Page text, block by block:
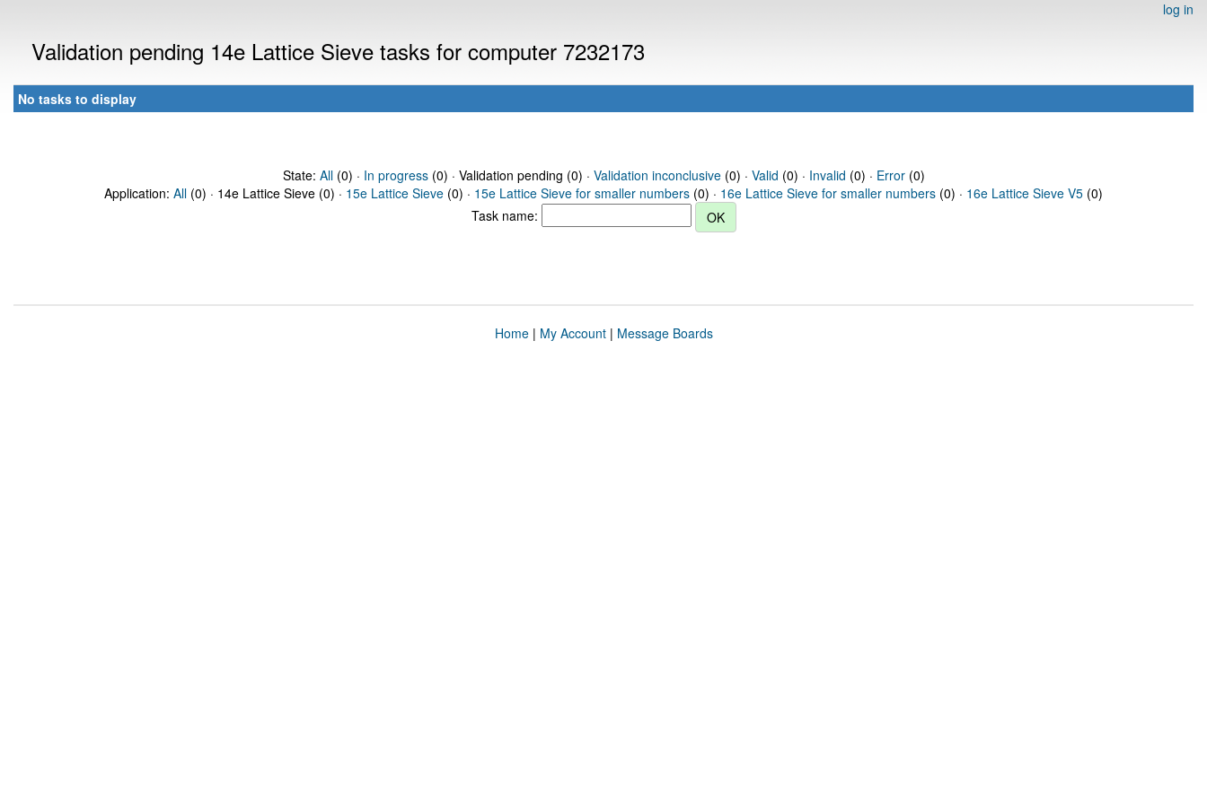
log in
Validation pending 14e Lattice Sieve tasks for computer 7232173
No tasks to display
State: All(0) · In progress(0) · Validation pending (0) · Validation inconclusive(0) · Valid (0) · Invalid (0) · Error(0)
Application: All (0) · 14e Lattice Sieve (0) · 15e Lattice Sieve (0) · 15e Lattice Sieve for smaller numbers (0) · 16e Lattice Sieve for smaller numbers (0) · 16e Lattice Sieve V5 (0)
Task name:
Home| My Account| Message Boards